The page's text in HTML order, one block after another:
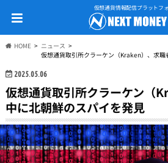
仮想通貨情報配信プラットフ
HOME
ニュース
仮想通貨取引所クラーケン（Kraken）、求
2025.05.06
仮想通貨取引所クラーケン（
中に北朝鮮のスパイを発見